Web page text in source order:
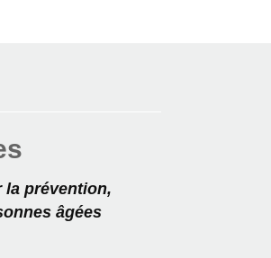
la prévention,
âgées